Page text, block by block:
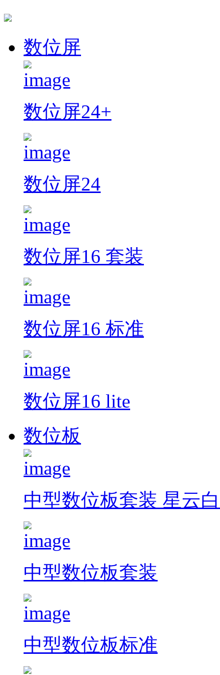
数位屏
数位屏24+
数位屏24
数位屏16 套装
数位屏16 标准
数位屏16 lite
数位板
中型数位板套装 星云白
中型数位板套装
中型数位板标准